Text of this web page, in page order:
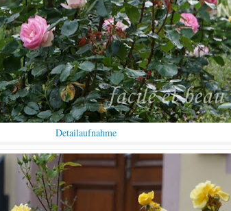
Detailaufnahme